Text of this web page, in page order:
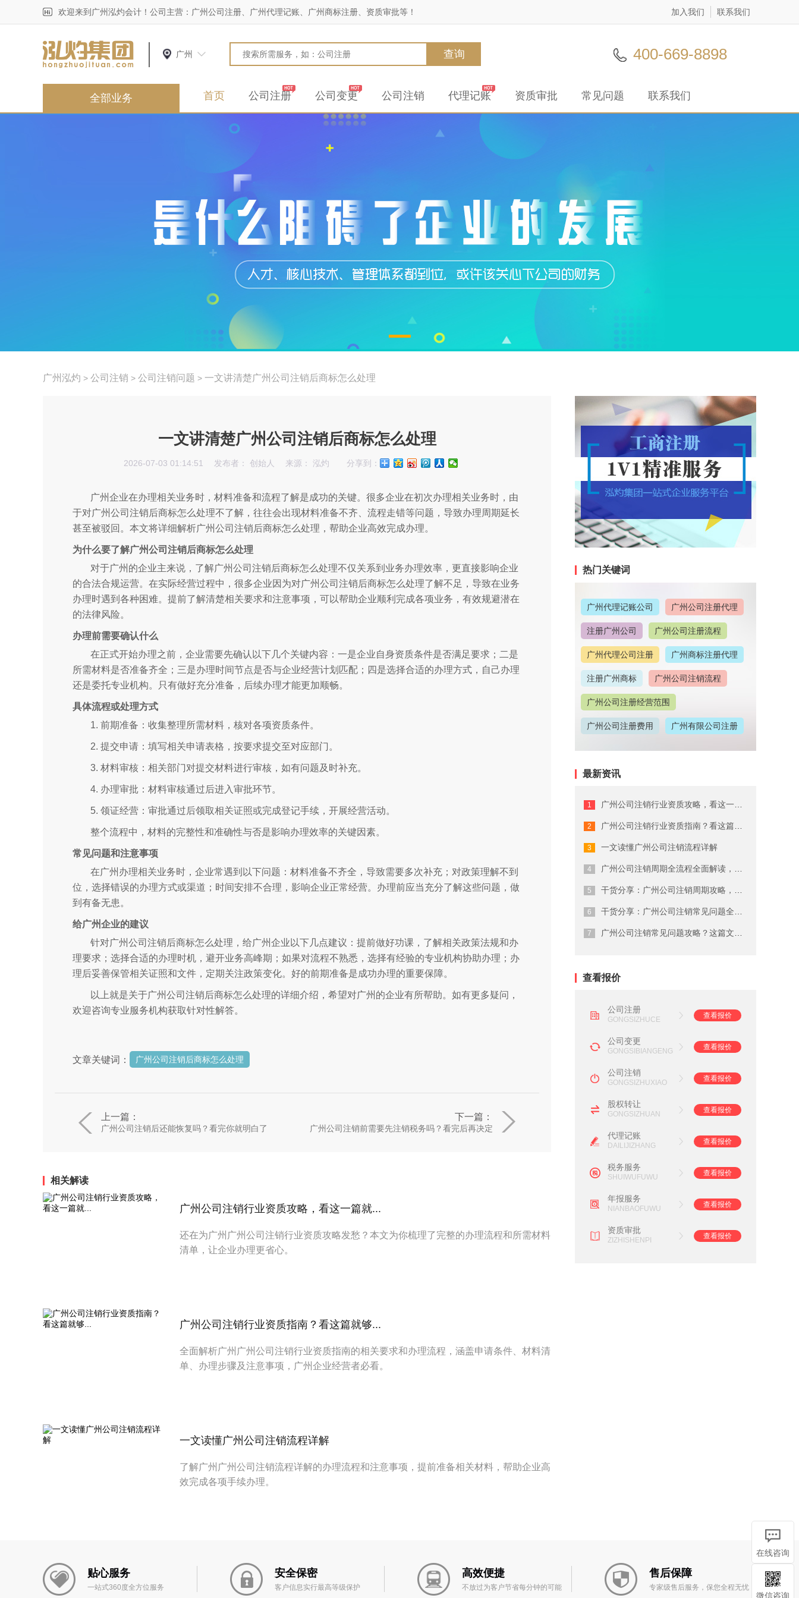
欢迎来到广州泓灼会计！公司主营：广州公司注册、广州代理记账、广州商标注册、资质审批等！ 加入我们 联系我们
广州 400-669-8898
查询
全部业务 首页 公司注册 公司变更 公司注销 代理记账 资质审批 常见问题 联系我们
广州泓灼 > 公司注销 > 公司注销问题 > 一文讲清楚广州公司注销后商标怎么处理
一文讲清楚广州公司注销后商标怎么处理
2026-07-03 01:14:51 发布者： 创始人 来源： 泓灼 分享到：
广州企业在办理相关业务时，材料准备和流程了解是成功的关键。很多企业在初次办理相关业务时，由
于对广州公司注销后商标怎么处理不了解，往往会出现材料准备不齐、流程走错等问题，导致办理周期延长
甚至被驳回。本文将详细解析广州公司注销后商标怎么处理，帮助企业高效完成办理。
为什么要了解广州公司注销后商标怎么处理
对于广州的企业主来说，了解广州公司注销后商标怎么处理不仅关系到业务办理效率，更直接影响企业
的合法合规运营。在实际经营过程中，很多企业因为对广州公司注销后商标怎么处理了解不足，导致在业务
办理时遇到各种困难。提前了解清楚相关要求和注意事项，可以帮助企业顺利完成各项业务，有效规避潜在
的法律风险。
办理前需要确认什么
在正式开始办理之前，企业需要先确认以下几个关键内容：一是企业自身资质条件是否满足要求；二是
所需材料是否准备齐全；三是办理时间节点是否与企业经营计划匹配；四是选择合适的办理方式，自己办理
还是委托专业机构。只有做好充分准备，后续办理才能更加顺畅。
具体流程或处理方式
1. 前期准备：收集整理所需材料，核对各项资质条件。
2. 提交申请：填写相关申请表格，按要求提交至对应部门。
3. 材料审核：相关部门对提交材料进行审核，如有问题及时补充。
4. 办理审批：材料审核通过后进入审批环节。
5. 领证经营：审批通过后领取相关证照或完成登记手续，开展经营活动。
整个流程中，材料的完整性和准确性与否是影响办理效率的关键因素。
常见问题和注意事项
在广州办理相关业务时，企业常遇到以下问题：材料准备不齐全，导致需要多次补充；对政策理解不到
位，选择错误的办理方式或渠道；时间安排不合理，影响企业正常经营。办理前应当充分了解这些问题，做
到有备无患。
给广州企业的建议
针对广州公司注销后商标怎么处理，给广州企业以下几点建议：提前做好功课，了解相关政策法规和办
理要求；选择合适的办理时机，避开业务高峰期；如果对流程不熟悉，选择有经验的专业机构协助办理；办
理后妥善保管相关证照和文件，定期关注政策变化。好的前期准备是成功办理的重要保障。
以上就是关于广州公司注销后商标怎么处理的详细介绍，希望对广州的企业有所帮助。如有更多疑问，
欢迎咨询专业服务机构获取针对性解答。
文章关键词： 广州公司注销后商标怎么处理
上一篇：
广州公司注销后还能恢复吗？看完你就明白了
下一篇：
广州公司注销前需要先注销税务吗？看完后再决定
相关解读
广州公司注销行业资质攻略，看这一篇就...
还在为广州广州公司注销行业资质攻略发愁？本文为你梳理了完整的办理流程和所需材料
清单，让企业办理更省心。
广州公司注销行业资质指南？看这篇就够...
全面解析广州广州公司注销行业资质指南的相关要求和办理流程，涵盖申请条件、材料清
单、办理步骤及注意事项，广州企业经营者必看。
一文读懂广州公司注销流程详解
了解广州广州公司注销流程详解的办理流程和注意事项，提前准备相关材料，帮助企业高
效完成各项手续办理。
热门关键词
广州代理记账公司 广州公司注册代理
注册广州公司 广州公司注册流程
广州代理公司注册 广州商标注册代理
注册广州商标 广州公司注销流程
广州公司注册经营范围
广州公司注册费用 广州有限公司注册
广州公司注册地址
广州代理记账收费情况
广州商标注册费用有哪些
广州代理公司注册注意事项
在广州注册商标的流程及费用
广州劳务派遣资质申请流程
广州营业执照注销流程
广州会计代理记账公司
最新资讯
广州公司注销行业资质攻略，看这一篇就...
广州公司注销行业资质指南？看这篇就够...
一文读懂广州公司注销流程详解
广州公司注销周期全流程全面解读，终于...
干货分享：广州公司注销周期攻略，建议...
干货分享：广州公司注销常见问题全流程...
广州公司注销常见问题攻略？这篇文章说...
查看报价
公司注册
GONGSIZHUCE
查看报价
公司变更
GONGSIBIANGENG
查看报价
公司注销
GONGSIZHUXIAO
查看报价
股权转让
GONGSIZHUAN
查看报价
代理记账
DAILIJIZHANG
查看报价
税务服务
SHUIWUFUWU
查看报价
年报服务
NIANBAOFUWU
查看报价
资质审批
ZIZHISHENPI
查看报价
贴心服务
一站式360度全方位服务
安全保密
客户信息实行最高等级保护
高效便捷
不放过为客户节省每分钟的可能
售后保障
专家级售后服务，保您全程无忧
在线咨询
微信咨询